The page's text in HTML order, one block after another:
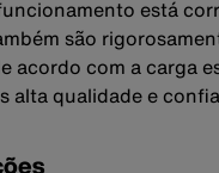
está
são
acordo com a carga
alta qualidade e